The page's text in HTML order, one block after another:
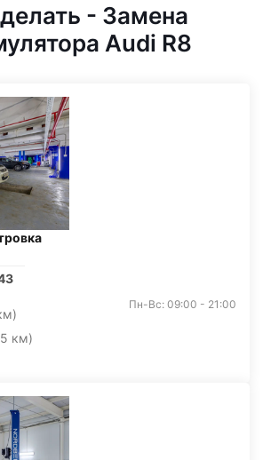
- Замена
Audi R8
км)
Пн-Вс: 09:00 - 21:00